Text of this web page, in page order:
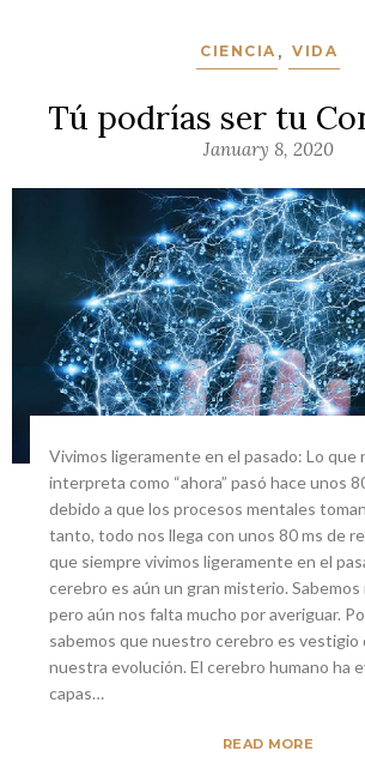
CIENCIA , VIDA
Tú podrías ser tu
January 8, 2020
Vivimos ligeramente en el pasado: Lo
interpreta como “ahora” pasó hace unos
debido a que los procesos mentales
tanto, todo nos llega con unos 80 ms de
que siempre vivimos ligeramente en el
cerebro es aún un gran misterio. Sabemos
pero aún nos falta mucho por averiguar.
sabemos que nuestro cerebro es vestigio
nuestra evolución. El cerebro humano ha
capas…
READ MORE